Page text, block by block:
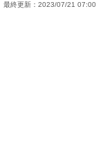
最終更新： 2023/07/21 07:00